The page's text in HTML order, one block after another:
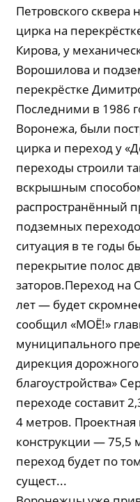
Петровского сквера
цирка на
Кирова, у
Ворошилова и
перекрёстке
Последними в 1986
Воронежа, были
цирка и переход у
переходы строили
вскрышным
распространённый
подземных
ситуация в те годы
перекрытие полос
заторов.Переход на
лет — будет
сообщил «МОЁ!»
муниципального
дирекция дорожного
благоустройства»
переходе составит
4 метров.
конструкции — 75,5
переход будет по
сущест...